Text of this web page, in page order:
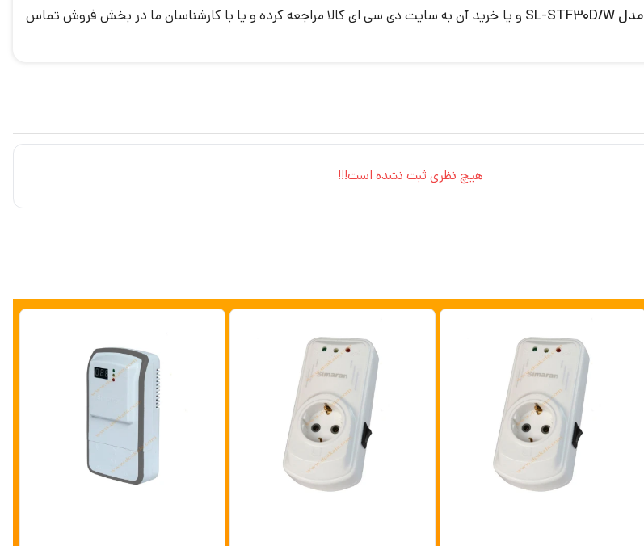
مدل SL-STF30D/W
و یا خرید آن به سایت دی سی ای کالا مراجعه کرده و یا با کارشناسان ما در بخش فروش تماس
هیچ نظری ثبت نشده است!!!